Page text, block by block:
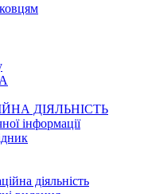
ДІЯЛЬНІСТЬ
інформації
діяльність